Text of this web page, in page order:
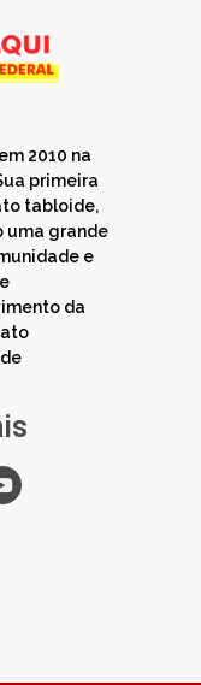
2010 na
primeira
tabloide,
uma grande
e
da